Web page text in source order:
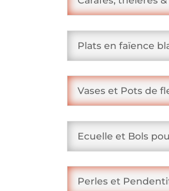
Plats en faïence
Vases et Pots de
Ecuelle et Bols
Perles et